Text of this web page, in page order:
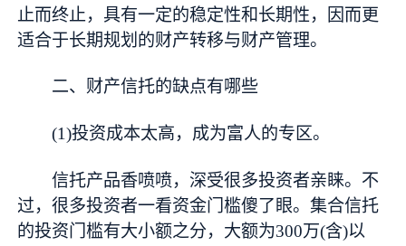
止而终止，具有一定的稳定性和长期性，因而更
适合于长期规划的财产转移与财产管理。
二、财产信托的缺点有哪些
(1)投资成本太高，成为富人的专区。
信托产品香喷喷，深受很多投资者亲睐。不
过，很多投资者一看资金门槛傻了眼。集合信托
的投资门槛有大小额之分，大额为300万(含)以